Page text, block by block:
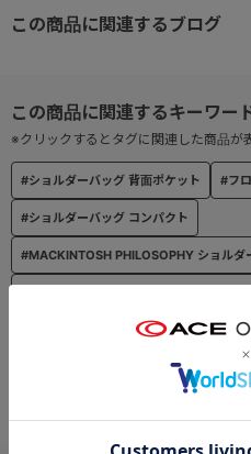
#ショルダーバッグ 背面ポケット #フ
#ショルダーバッグ コンパクト
#MACKINTOSH PHILOSOPHY ショルダ
#コンパクト フロントポケット #背面
#長さ調節可能 MACKINTOSH
※クリックするとタグに関連した商品が
この商品に関連するブログ